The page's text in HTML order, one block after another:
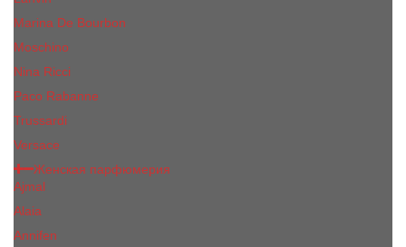
Marina De Bourbon
Moschino
Nina Ricci
Paco Rabanne
Trussardi
Versace
Женская парфюмерия
Ajmal
Alaia
Annifen